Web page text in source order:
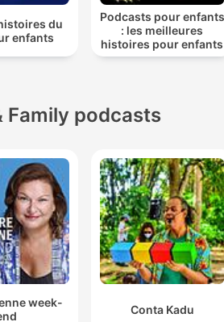
du
enfants
Podcasts pour enfants
: les meilleures
histoires pour enfants
Family podcasts
week-
Conta Kadu